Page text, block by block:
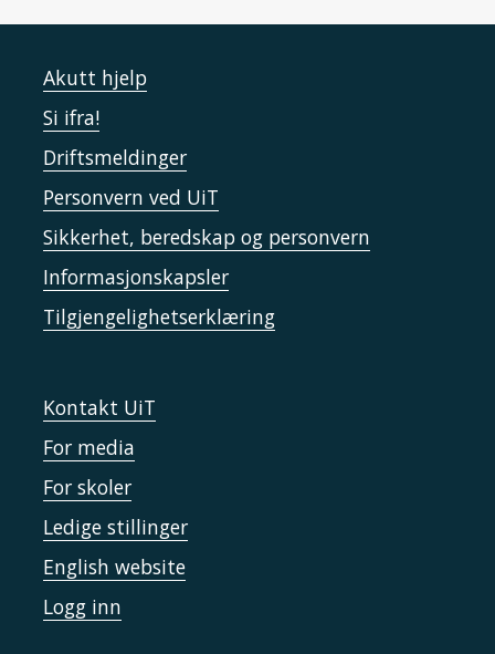
Akutt hjelp
Si ifra!
Driftsmeldinger
Personvern ved UiT
Sikkerhet, beredskap og personvern
Informasjonskapsler
Tilgjengelighetserklæring
Kontakt UiT
For media
For skoler
Ledige stillinger
English website
Logg inn